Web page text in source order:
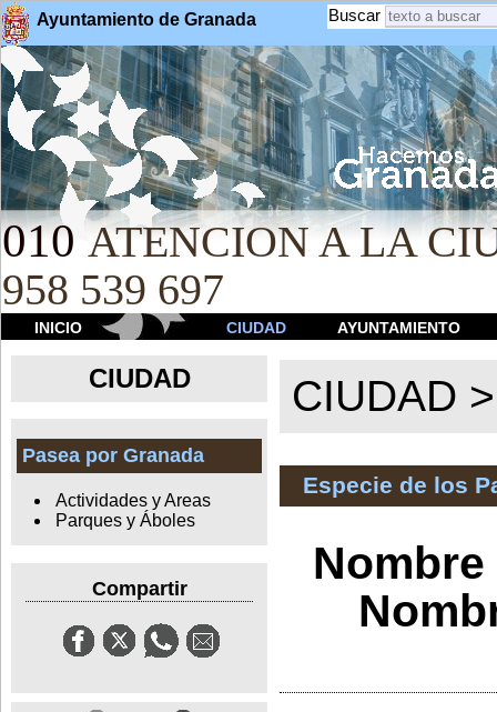
Ayuntamiento de Granada Buscar
010 ATENCION A LA
958 539 697
INICIO CIUDAD AYUNTAMIENTO
CIUDAD
Pasea por Granada
Actividades y Areas
Parques y Áboles
Compartir
CIUDAD
Especie de los